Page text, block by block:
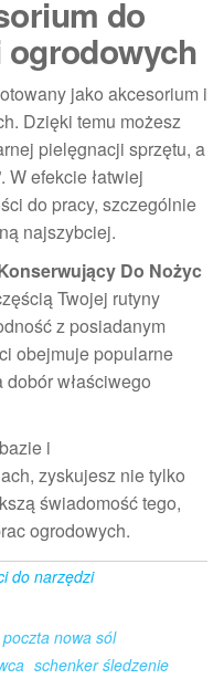
do
jako akcesorium i
Dzięki temu możesz
pielęgnacji sprzętu, a
W efekcie łatwiej
do pracy, szczególnie
najszybciej.
Do Nożyc
Twojej rutyny
z posiadanym
obejmuje popularne
właściwego
i
zyskujesz nie tylko
świadomość tego,
ogrodowych.
do narzędzi
poczta nowa sól
schenker śledzenie